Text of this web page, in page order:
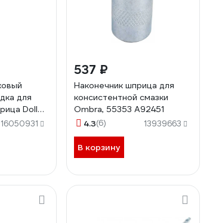
для
DolleX
16050931
537 ₽
Наконечник шприца для
консистентной смазки
Ombra, 55353 A92451
4.3(6) 13939663
В корзину